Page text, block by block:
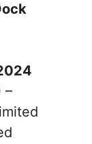
–